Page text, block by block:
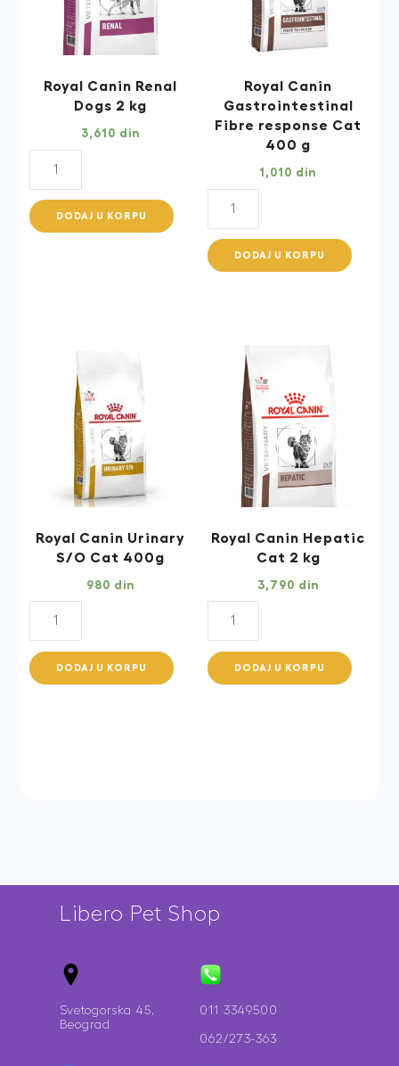
Royal Canin Renal
Dogs 2 kg
3,610 din
Renal
Dogs
DODAJ U KORPU
Royal Canin
Gastrointestinal
Fibre response Cat
400 g
1,010 din
Gastrointestinal
Fibre
quantity
DODAJ U KORPU
Royal Canin Urinary
S/O Cat 400g
980 din
Royal
Urinary
S/O
DODAJ U KORPU
Royal Canin Hepatic
Cat 2 kg
3,790 din
Royal
Hepatic
Cat
DODAJ U KORPU
Libero Pet Shop
Svetogorska 45,
Beograd
011 3349500
062/273-363